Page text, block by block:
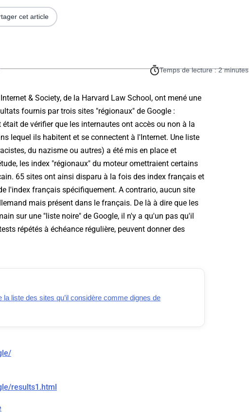
Temps de lecture : 2 minutes
cet article
& Society, de la Harvard Law School, ont mené une
fournis par trois sites "régionaux" de Google :
de vérifier que les internautes ont accès ou non à la
lequel ils habitent et se connectent à l'Internet. Une liste
du nazisme ou autres) a été mis en place et
les index "régionaux" du moteur omettraient certains
65 sites ont ainsi disparu à la fois des index français et
l'index français spécifiquement. A contrario, aucun site
mais présent dans le français. De là à dire que les
sur une "liste noire" de Google, il n'y a qu'un pas qu'il
répétés à échéance régulière, peuvent donner des
liste des sites qu’il considère comme dignes de
results1.html